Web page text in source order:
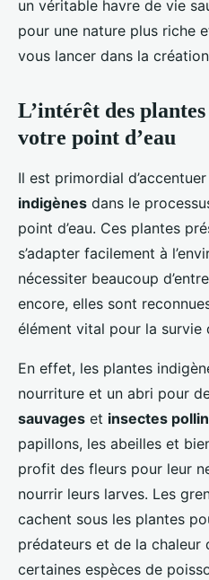
un véritable havre de vie
pour une nature plus riche
vous lancer dans la
L’intérêt des
votre point d’eau
Il est primordial
indigènes dans le
point d’eau. Ces plantes
s’adapter facilement à
nécessiter beaucoup
encore, elles sont
élément vital pour la survie
En effet, les plantes
nourriture et un abri pour
sauvages et insectes
papillons, les abeilles et
profit des fleurs pour leur
nourrir leurs larves. Les
cachent sous les plantes
prédateurs et de la chaleur
certaines espèces de